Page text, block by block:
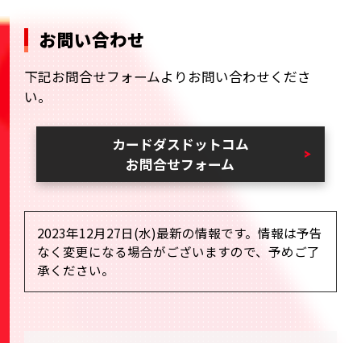
お問い合わせ
下記お問合せフォームよりお問い合わせくださ
い。
カードダスドットコム
お問合せフォーム
2023年12月27日(水)最新の情報です。情報は予告
なく変更になる場合がございますので、予めご了
承ください。